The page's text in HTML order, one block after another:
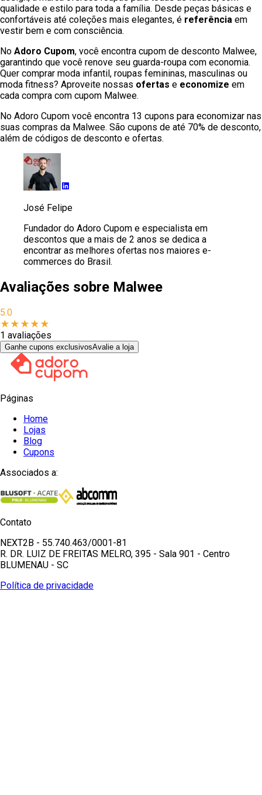
qualidade e estilo para toda a família. Desde peças básicas e
confortáveis até coleções mais elegantes, é referência em
vestir bem e com consciência.
No Adoro Cupom, você encontra cupom de desconto Malwee,
garantindo que você renove seu guarda-roupa com economia.
Quer comprar moda infantil, roupas femininas, masculinas ou
moda fitness? Aproveite nossas ofertas e economize em
cada compra com cupom Malwee.
No Adoro Cupom você encontra 13 cupons para economizar nas
suas compras da Malwee. São cupons de até 70% de desconto,
além de códigos de desconto e ofertas.
José Felipe
Fundador do Adoro Cupom e especialista em
descontos que a mais de 2 anos se dedica a
encontrar as melhores ofertas nos maiores e-
commerces do Brasil.
Avaliações sobre Malwee
5.0
★ ★ ★ ★ ★
1 avaliações
Ganhe cupons exclusivosAvalie a loja
Páginas
Home
Lojas
Blog
Cupons
Associados a:
Contato
NEXT2B - 55.740.463/0001-81
R. DR. LUIZ DE FREITAS MELRO, 395 - Sala 901 - Centro
BLUMENAU - SC
Política de privacidade